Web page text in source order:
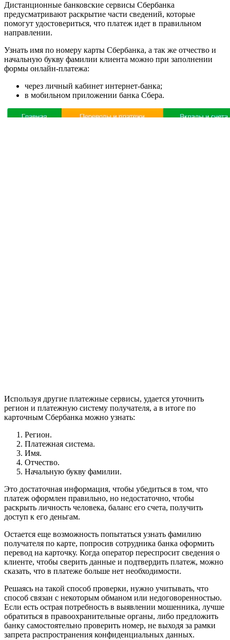
Дистанционные банковские сервисы Сбербанка
предусматривают раскрытие части сведений, которые
помогут удостовериться, что платеж идет в правильном
направлении.
Узнать имя по номеру карты Сбербанка, а так же отчество и
начальную букву фамилии клиента можно при заполнении
формы онлайн-платежа:
через личный кабинет интернет-банка;
в мобильном приложении банка Сбера.
Используя другие платежные сервисы, удается уточнить
регион и платежную систему получателя, а в итоге по
карточным Сбербанка можно узнать:
Регион.
Платежная система.
Имя.
Отчество.
Начальную букву фамилии.
Это достаточная информация, чтобы убедиться в том, что
платеж оформлен правильно, но недостаточно, чтобы
раскрыть личность человека, баланс его счета, получить
доступ к его деньгам.
Остается еще возможность попытаться узнать фамилию
получателя по карте, попросив сотрудника банка оформить
перевод на карточку. Когда оператор переспросит сведения о
клиенте, чтобы сверить данные и подтвердить платеж, можно
сказать, что в платеже больше нет необходимости.
Решаясь на такой способ проверки, нужно учитывать, что
способ связан с некоторым обманом или недоговоренностью.
Если есть острая потребность в выявлении мошенника, лучше
обратиться в правоохранительные органы, либо предложить
банку самостоятельно проверить номер, не выходя за рамки
запрета распространения конфиденциальных данных.